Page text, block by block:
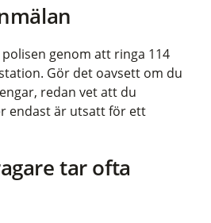
genom att ringa 114
Gör det oavsett om du
redan vet att du
endast är utsatt för ett
tar ofta